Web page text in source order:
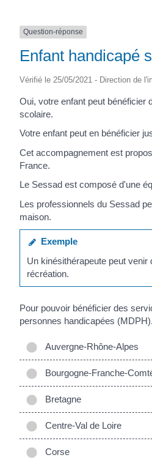
Question-réponse
Enfant handicapé
Vérifié le 25/05/2021 - Direction de
Oui, votre enfant peut bénéficier
scolaire.
Votre enfant peut en bénéficier
Cet accompagnement est
France.
Le Sessad est composé d'une
Les professionnels du Sessad
maison.
Exemple
Un kinésithérapeute peut
récréation.
Pour pouvoir bénéficier des
personnes handicapées (MDPH).
Auvergne-Rhône-Alpes
Bourgogne-Franche-
Bretagne
Centre-Val de Loire
Corse